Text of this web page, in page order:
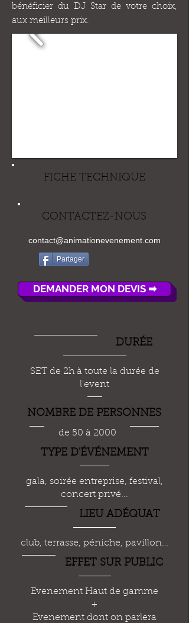
bénéficier du DJ Star de votre choix,
aux meilleurs prix.
FICHE TECHNIQUE
CONTACTEZ-NOUS
contact@animationevenement.com
Partager
DEMANDER MON DEVIS ➡
DURÉE
SET de 2h à toute la durée de
l'event
NOMBRE DE PERSONNES
de 50 à 2000
TYPE D'ÉVÉNEMENT
gala, soirée entreprise, festival,
concert privé...
LIEU ADÉQUAT
club, terrasse, péniche, pavillon...
EFFET SUR PUBLIC
Evenement Haut de gamme
+
Evenement dont on parlera